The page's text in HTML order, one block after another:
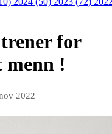
for
!
2022